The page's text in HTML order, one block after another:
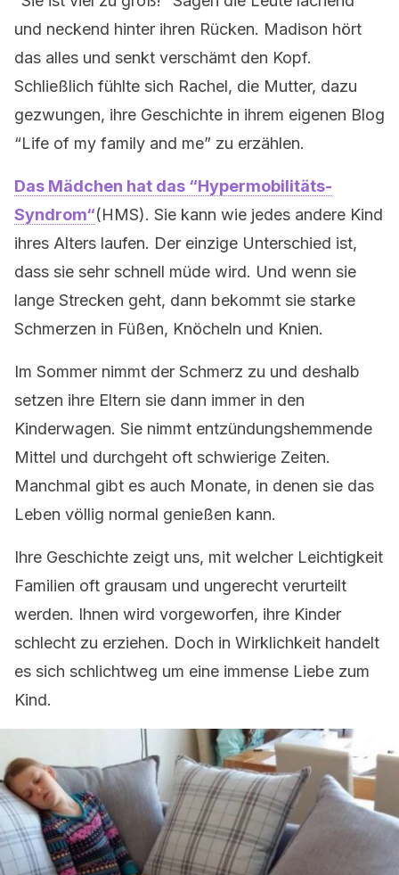
und neckend hinter ihren Rücken. Madison hört
das alles und senkt verschämt den Kopf.
Schließlich fühlte sich Rachel, die Mutter, dazu
gezwungen, ihre Geschichte in ihrem eigenen Blog
“Life of my family and me” zu erzählen.
Das Mädchen hat das “Hypermobilitäts-
Syndrom“(HMS). Sie kann wie jedes andere Kind
ihres Alters laufen. Der einzige Unterschied ist,
dass sie sehr schnell müde wird. Und wenn sie
lange Strecken geht, dann bekommt sie starke
Schmerzen in Füßen, Knöcheln und Knien.
Im Sommer nimmt der Schmerz zu und deshalb
setzen ihre Eltern sie dann immer in den
Kinderwagen. Sie nimmt entzündungshemmende
Mittel und durchgeht oft schwierige Zeiten.
Manchmal gibt es auch Monate, in denen sie das
Leben völlig normal genießen kann.
Ihre Geschichte zeigt uns, mit welcher Leichtigkeit
Familien oft grausam und ungerecht verurteilt
werden. Ihnen wird vorgeworfen, ihre Kinder
schlecht zu erziehen. Doch in Wirklichkeit handelt
es sich schlichtweg um eine immense Liebe zum
Kind.